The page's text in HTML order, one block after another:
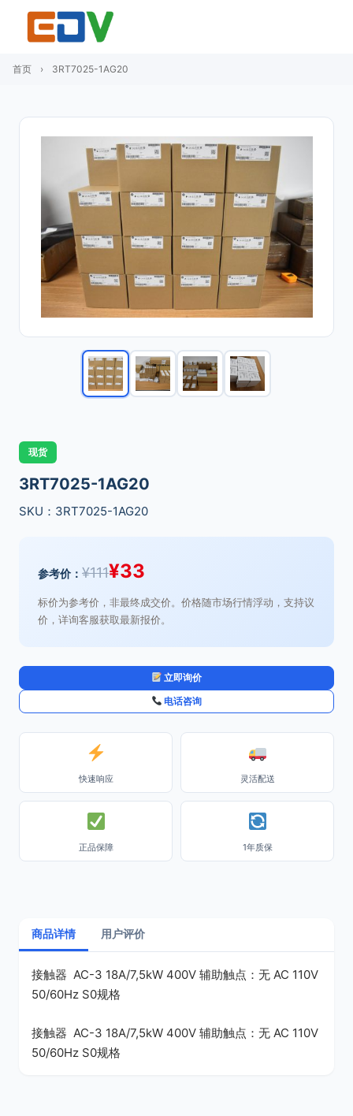
首页 › 3RT7025-1AG20
现货
3RT7025-1AG20
SKU：3RT7025-1AG20
参考价： ¥111¥33
标价为参考价，非最终成交价。价格随市场行情浮动，支持议
价，详询客服获取最新报价。
立即询价
电话咨询
快速响应 灵活配送
正品保障 1年质保
商品详情 用户评价
接触器 AC-3 18A/7,5kW 400V 辅助触点：无 AC 110V
50/60Hz S0规格
接触器 AC-3 18A/7,5kW 400V 辅助触点：无 AC 110V
50/60Hz S0规格